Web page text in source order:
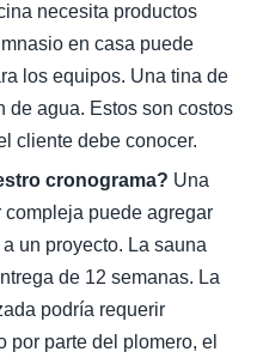
necesita productos
en casa puede
los equipos. Una tina de
de agua. Estos son costos
cliente debe conocer.
cronograma? Una
puede agregar
un proyecto. La sauna
de 12 semanas. La
podría requerir
por parte del plomero, el